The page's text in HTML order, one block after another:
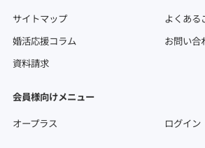
サイトマップ
よくある
婚活応援コラム
お問い合
資料請求
会員様向けメニュー
オープラス
ログイン